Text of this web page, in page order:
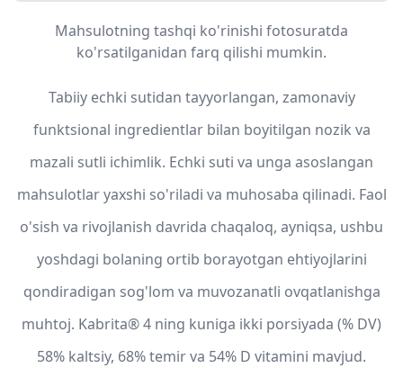
Mahsulotning tashqi ko'rinishi fotosuratda
ko'rsatilganidan farq qilishi mumkin.
Tabiiy echki sutidan tayyorlangan, zamonaviy
funktsional ingredientlar bilan boyitilgan nozik va
mazali sutli ichimlik. Echki suti va unga asoslangan
mahsulotlar yaxshi so'riladi va muhosaba qilinadi. Faol
o'sish va rivojlanish davrida chaqaloq, ayniqsa, ushbu
yoshdagi bolaning ortib borayotgan ehtiyojlarini
qondiradigan sog'lom va muvozanatli ovqatlanishga
muhtoj. Kabrita® 4 ning kuniga ikki porsiyada (% DV)
58% kaltsiy, 68% temir va 54% D vitamini mavjud.